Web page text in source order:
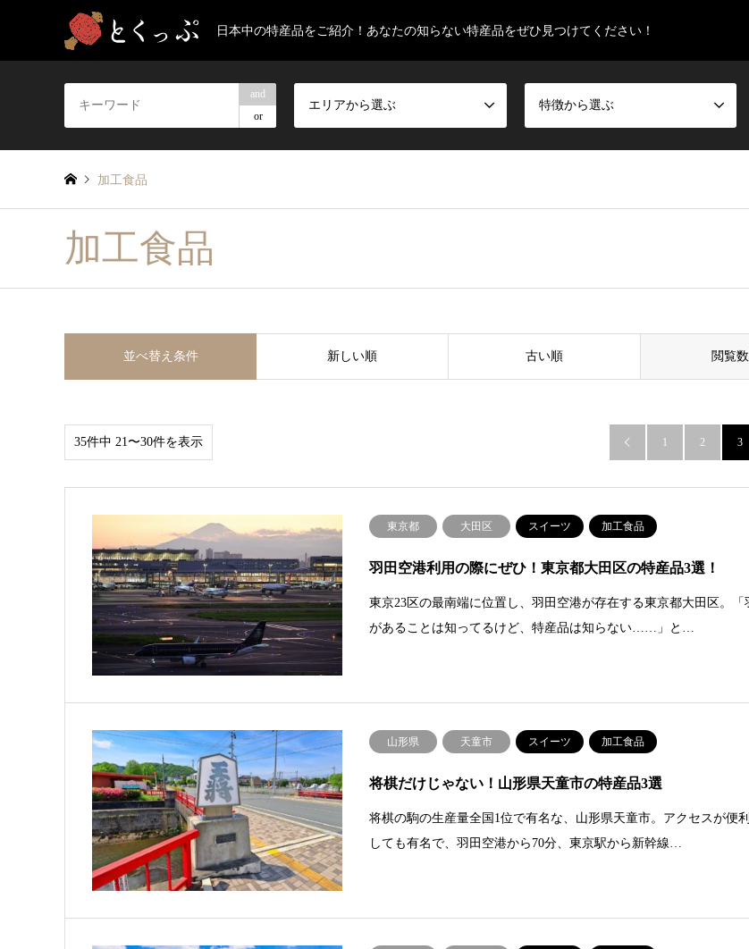
日本中の特産品をご紹介！あなたの知らない特産品をぜひ見つけてください！
and
or
エリアから選ぶ 特徴から選ぶ
加工食品
加工食品
並べ替え条件 新しい順 古い順 閲覧
35件中 21〜30件を表示  1 2 3
東京都 大田区 スイーツ 加工食品
羽田空港利用の際にぜひ！東京都大田区の特産品3選！
東京23区の最南端に位置し、羽田空港が存在する東京都大田区。「
があることは知ってるけど、特産品は知らない……」と…
山形県 天童市 スイーツ 加工食品
将棋だけじゃない！山形県天童市の特産品3選
将棋の駒の生産量全国1位で有名な、山形県天童市。アクセスが便
しても有名で、羽田空港から70分、東京駅から新幹線…